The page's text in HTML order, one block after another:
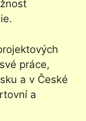
práce,
a v České
a